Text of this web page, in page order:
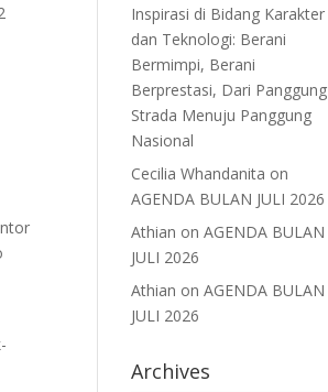
Inspirasi di Bidang Karakter
dan Teknologi: Berani
Bermimpi, Berani
Berprestasi, Dari Panggung
Strada Menuju Panggung
Nasional
Cecilia Whandanita on
AGENDA BULAN JULI 2026
Athian onAGENDA BULAN
JULI 2026
Athian onAGENDA BULAN
JULI 2026
Archives